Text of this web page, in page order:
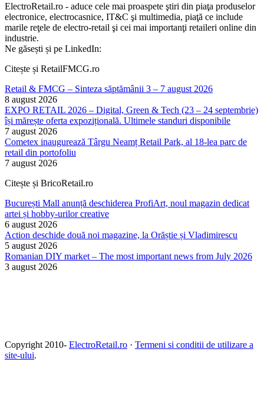
ElectroRetail.ro - aduce cele mai proaspete ştiri din piaţa produselor
electronice, electrocasnice, IT&C şi multimedia, piaţă ce include
marile reţele de electro-retail şi cei mai importanţi retaileri online din
industrie.
Ne găsești și pe LinkedIn:
Citește și RetailFMCG.ro
Retail & FMCG – Sinteza săptămânii 3 – 7 august 2026
8 august 2026
EXPO RETAIL 2026 – Digital, Green & Tech (23 – 24 septembrie)
își mărește oferta expozițională. Ultimele standuri disponibile
7 august 2026
Cometex inaugurează Târgu Neamț Retail Park, al 18-lea parc de
retail din portofoliu
7 august 2026
Citește și BricoRetail.ro
București Mall anunță deschiderea ProfiArt, noul magazin dedicat
artei și hobby-urilor creative
6 august 2026
Action deschide două noi magazine, la Orăștie și Vladimirescu
5 august 2026
Romanian DIY market – The most important news from July 2026
3 august 2026
Copyright 2010- ElectroRetail.ro · Termeni si conditii de utilizare a
site-ului.